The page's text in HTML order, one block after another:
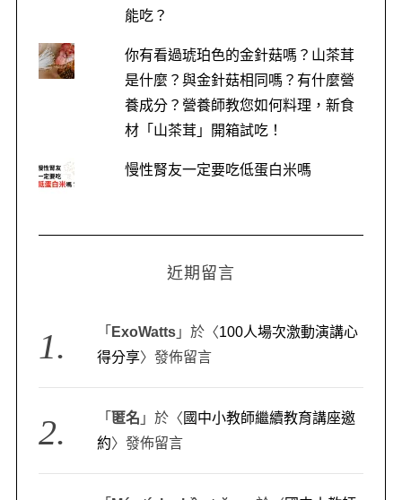
能吃？
你有看過琥珀色的金針菇嗎？山茶茸
是什麼？與金針菇相同嗎？有什麼營
養成分？營養師教您如何料理，新食
材「山茶茸」開箱試吃！
慢性腎友一定要吃低蛋白米嗎
近期留言
「 ExoWatts 」於〈100人場次激動演講心
得分享〉發佈留言
「 匿名 」於〈 國中小教師繼續教育講座邀
約〉發佈留言
o
r
: